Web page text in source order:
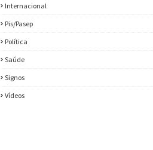
Internacional
Pis/Pasep
Política
Saúde
Signos
Vídeos